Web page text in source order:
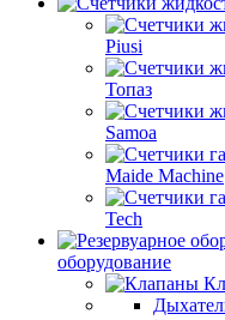
Piusi
Топаз
Samoa
Maide Machine
Tech
оборудование